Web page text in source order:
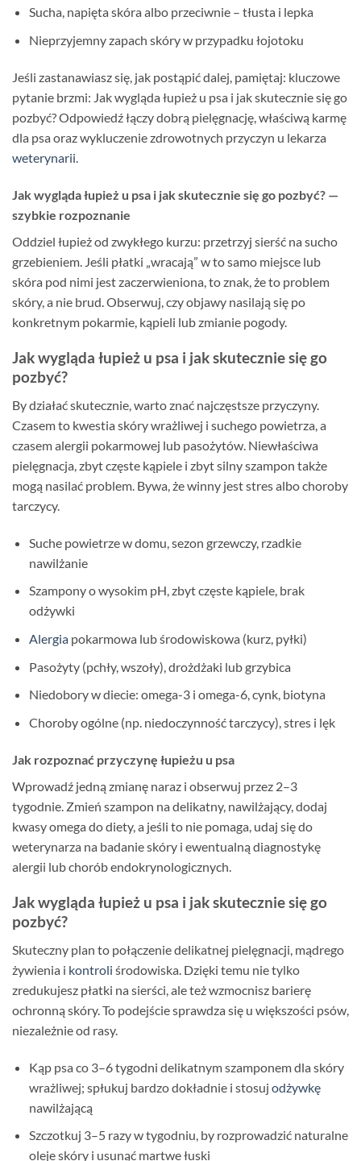
Sucha, napięta skóra albo przeciwnie – tłusta i lepka
Nieprzyjemny zapach skóry w przypadku łojotoku
Jeśli zastanawiasz się, jak postąpić dalej, pamiętaj: kluczowe
pytanie brzmi: Jak wygląda łupież u psa i jak skutecznie się go
pozbyć? Odpowiedź łączy dobrą pielęgnację, właściwą karmę
dla psa oraz wykluczenie zdrowotnych przyczyn u lekarza
weterynarii
Jak wygląda łupież u psa i jak skutecznie się go pozbyć? —
szybkie rozpoznanie
Oddziel łupież od zwykłego kurzu: przetrzyj sierść na sucho
grzebieniem. Jeśli płatki „wracają” w to samo miejsce lub
skóra pod nimi jest zaczerwieniona, to znak, że to problem
skóry, a nie brud. Obserwuj, czy objawy nasilają się po
konkretnym pokarmie, kąpieli lub zmianie pogody.
Jak wygląda łupież u psa i jak skutecznie się go
pozbyć?
By działać skutecznie, warto znać najczęstsze przyczyny.
Czasem to kwestia skóry wrażliwej i suchego powietrza, a
czasem alergii pokarmowej lub pasożytów. Niewłaściwa
pielęgnacja, zbyt częste kąpiele i zbyt silny szampon także
mogą nasilać problem. Bywa, że winny jest stres albo choroby
tarczycy.
Suche powietrze w domu, sezon grzewczy, rzadkie
nawilżanie
Szampony o wysokim pH, zbyt częste kąpiele, brak
odżywki
Alergiapokarmowa lub środowiskowa (kurz, pyłki)
Pasożyty (pchły, wszoły), drożdżaki lub grzybica
Niedobory w diecie: omega-3 i omega-6, cynk, biotyna
Choroby ogólne (np. niedoczynność tarczycy), stres i lęk
Jak rozpoznać przyczynę łupieżu u psa
Wprowadź jedną zmianę naraz i obserwuj przez 2–3
tygodnie. Zmień szampon na delikatny, nawilżający, dodaj
kwasy omega do diety, a jeśli to nie pomaga, udaj się do
weterynarza na badanie skóry i ewentualną diagnostykę
alergii lub chorób endokrynologicznych.
Jak wygląda łupież u psa i jak skutecznie się go
pozbyć?
Skuteczny plan to połączenie delikatnej pielęgnacji, mądrego
żywienia i kontroli środowiska. Dzięki temu nie tylko
zredukujesz płatki na sierści, ale też wzmocnisz barierę
ochronną skóry. To podejście sprawdza się u większości psów,
niezależnie od rasy.
Kąp psa co 3–6 tygodni delikatnym szamponem dla skóry
wrażliwej; spłukuj bardzo dokładnie i stosuj odżywkę
nawilżającą
Szczotkuj 3–5 razy w tygodniu, by rozprowadzić naturalne
oleje skóry i usunąć martwe łuski